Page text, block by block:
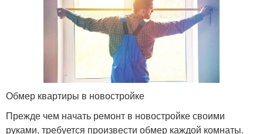
Обмер квартиры в новостройке
Прежде чем начать ремонт в новостройке своими
руками, требуется произвести обмер каждой комнаты.